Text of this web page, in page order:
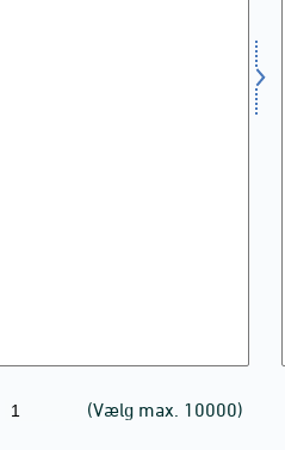
(Vælg max. 10000)